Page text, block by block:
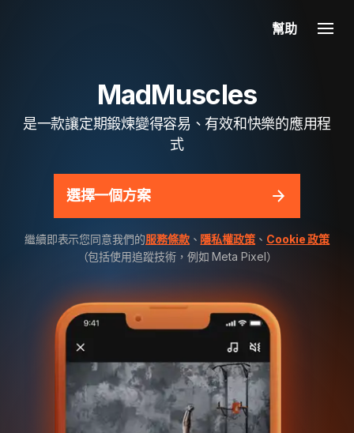
幫助
MadMuscles
是一款讓定期鍛煉變得容易、有效和快樂的應用程
式
選擇一個方案
繼續即表示您同意我們的服務條款、 隱私權政策 、 Cookie 政策
（包括使用追蹤技術，例如 Meta Pixel）